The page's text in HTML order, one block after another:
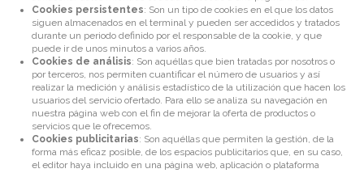
Cookies persistentes: Son un tipo de cookies en el que los datos
siguen almacenados en el terminal y pueden ser accedidos y tratados
durante un periodo definido por el responsable de la cookie, y que
puede ir de unos minutos a varios años.
Cookies de análisis: Son aquéllas que bien tratadas por nosotros o
por terceros, nos permiten cuantificar el número de usuarios y así
realizar la medición y análisis estadístico de la utilización que hacen los
usuarios del servicio ofertado. Para ello se analiza su navegación en
nuestra página web con el fin de mejorar la oferta de productos o
servicios que le ofrecemos.
Cookies publicitarias: Son aquéllas que permiten la gestión, de la
forma más eficaz posible, de los espacios publicitarios que, en su caso,
el editor haya incluido en una página web, aplicación o plataforma